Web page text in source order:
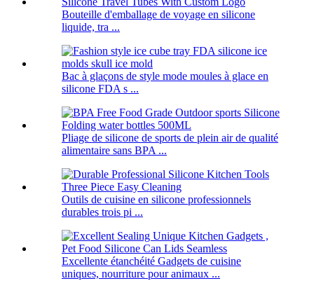
Bouteille d'emballage de voyage en silicone
liquide, tra ...
Bac à glaçons de style mode moules à glace en
silicone FDA s ...
Pliage de silicone de sports de plein air de qualité
alimentaire sans BPA ...
Outils de cuisine en silicone professionnels
durables trois pi ...
Excellente étanchéité Gadgets de cuisine
uniques, nourriture pour animaux ...